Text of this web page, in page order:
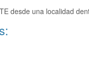
desde una localidad